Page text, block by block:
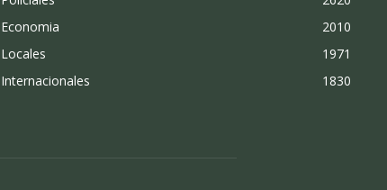
Economia
2010
Locales
1971
Internacionales
1830